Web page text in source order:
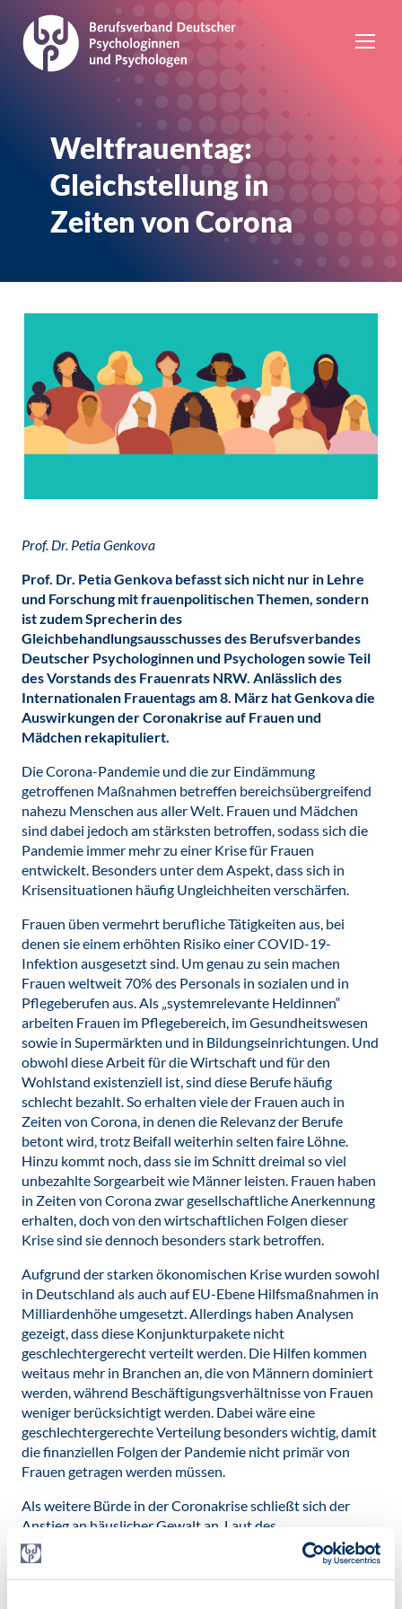
Weltfrauentag:
Gleichstellung in
Zeiten von Corona
Prof. Dr. Petia Genkova
Prof. Dr. Petia Genkova befasst sich nicht nur in Lehre
und Forschung mit frauenpolitischen Themen, sondern
ist zudem Sprecherin des
Gleichbehandlungsausschusses des Berufsverbandes
Deutscher Psychologinnen und Psychologen sowie Teil
des Vorstands des Frauenrats NRW. Anlässlich des
Internationalen Frauentags am 8. März hat Genkova die
Auswirkungen der Coronakrise auf Frauen und
Mädchen rekapituliert.
Die Corona-Pandemie und die zur Eindämmung
getroffenen Maßnahmen betreffen bereichsübergreifend
nahezu Menschen aus aller Welt. Frauen und Mädchen
sind dabei jedoch am stärksten betroffen, sodass sich die
Pandemie immer mehr zu einer Krise für Frauen
entwickelt. Besonders unter dem Aspekt, dass sich in
Krisensituationen häufig Ungleichheiten verschärfen.
Frauen üben vermehrt berufliche Tätigkeiten aus, bei
denen sie einem erhöhten Risiko einer COVID-19-
Infektion ausgesetzt sind. Um genau zu sein machen
Frauen weltweit 70% des Personals in sozialen und in
Pflegeberufen aus. Als „systemrelevante Heldinnen“
arbeiten Frauen im Pflegebereich, im Gesundheitswesen
sowie in Supermärkten und in Bildungseinrichtungen. Und
obwohl diese Arbeit für die Wirtschaft und für den
Wohlstand existenziell ist, sind diese Berufe häufig
schlecht bezahlt. So erhalten viele der Frauen auch in
Zeiten von Corona, in denen die Relevanz der Berufe
betont wird, trotz Beifall weiterhin selten faire Löhne.
Hinzu kommt noch, dass sie im Schnitt dreimal so viel
unbezahlte Sorgearbeit wie Männer leisten. Frauen haben
in Zeiten von Corona zwar gesellschaftliche Anerkennung
erhalten, doch von den wirtschaftlichen Folgen dieser
Krise sind sie dennoch besonders stark betroffen.
Aufgrund der starken ökonomischen Krise wurden sowohl
in Deutschland als auch auf EU-Ebene Hilfsmaßnahmen in
Milliardenhöhe umgesetzt. Allerdings haben Analysen
gezeigt, dass diese Konjunkturpakete nicht
geschlechtergerecht verteilt werden. Die Hilfen kommen
weitaus mehr in Branchen an, die von Männern dominiert
werden, während Beschäftigungsverhältnisse von Frauen
weniger berücksichtigt werden. Dabei wäre eine
geschlechtergerechte Verteilung besonders wichtig, damit
die finanziellen Folgen der Pandemie nicht primär von
Frauen getragen werden müssen.
Als weitere Bürde in der Coronakrise schließt sich der
Anstieg an häuslicher Gewalt an. Laut des
Bundesfamilienministerium macht ein Drittel aller Frauen
in ihrem Leben Erfahrungen mit physischer oder
sexualisierter Gewalt. Dabei ist besonders häufig der